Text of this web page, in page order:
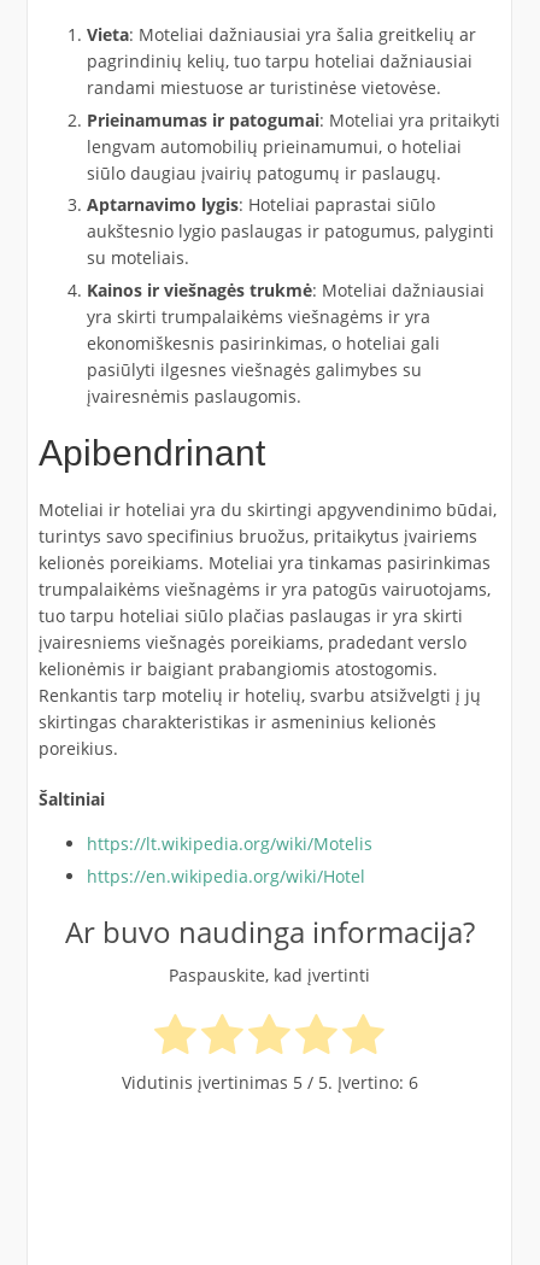
Vieta: Moteliai dažniausiai yra šalia greitkelių ar
pagrindinių kelių, tuo tarpu hoteliai dažniausiai
randami miestuose ar turistinėse vietovėse.
Prieinamumas ir patogumai: Moteliai yra pritaikyti
lengvam automobilių prieinamumui, o hoteliai
siūlo daugiau įvairių patogumų ir paslaugų.
Aptarnavimo lygis: Hoteliai paprastai siūlo
aukštesnio lygio paslaugas ir patogumus, palyginti
su moteliais.
Kainos ir viešnagės trukmė: Moteliai dažniausiai
yra skirti trumpalaikėms viešnagėms ir yra
ekonomiškesnis pasirinkimas, o hoteliai gali
pasiūlyti ilgesnes viešnagės galimybes su
įvairesnėmis paslaugomis.
Apibendrinant
Moteliai ir hoteliai yra du skirtingi apgyvendinimo būdai,
turintys savo specifinius bruožus, pritaikytus įvairiems
kelionės poreikiams. Moteliai yra tinkamas pasirinkimas
trumpalaikėms viešnagėms ir yra patogūs vairuotojams,
tuo tarpu hoteliai siūlo plačias paslaugas ir yra skirti
įvairesniems viešnagės poreikiams, pradedant verslo
kelionėmis ir baigiant prabangiomis atostogomis.
Renkantis tarp motelių ir hotelių, svarbu atsižvelgti į jų
skirtingas charakteristikas ir asmeninius kelionės
poreikius.
Šaltiniai
https://lt.wikipedia.org/wiki/Motelis
https://en.wikipedia.org/wiki/Hotel
Ar buvo naudinga informacija?
Paspauskite, kad įvertinti
Vidutinis įvertinimas 5/ 5. Įvertino: 6